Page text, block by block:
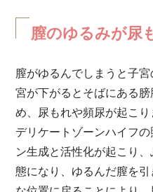
膣のゆるみが尿
膣がゆるんでしまうと子
宮が下がるとそばにある
め、尿もれや頻尿が起こり
デリケートゾーンハイフ
ン生成と活性化が起こり
態になり、ゆるんだ膣を